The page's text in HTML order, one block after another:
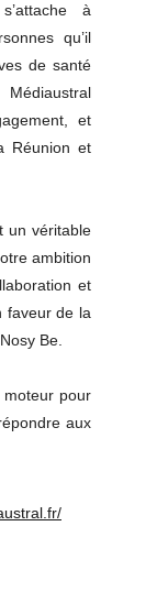
à
qu’il
de santé
et
Réunion et
un véritable
ambition
et
faveur de la
Be.
pour
aux